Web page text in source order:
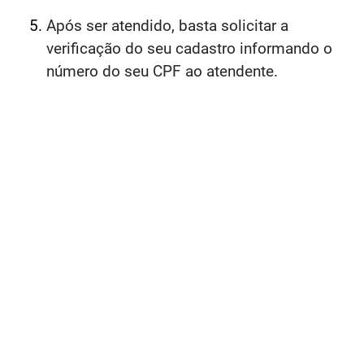
Após ser atendido, basta solicitar a
verificação do seu cadastro informando o
número do seu CPF ao atendente.